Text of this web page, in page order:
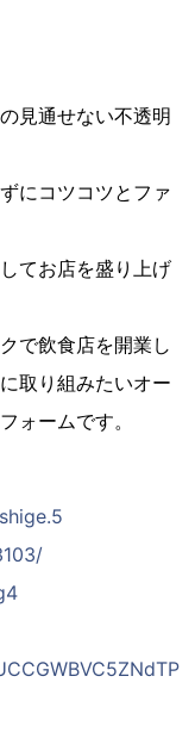
見通せない不透明
にコツコツとファ
てお店を盛り上げ
で飲食店を開業し
取り組みたいオー
ォームです。